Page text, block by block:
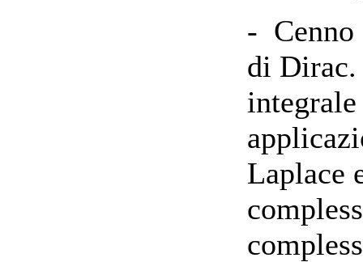
- Cenno
di Dirac.
Laplace